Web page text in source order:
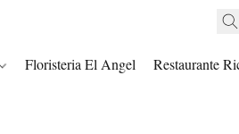
Floristeria El Angel Restaurante